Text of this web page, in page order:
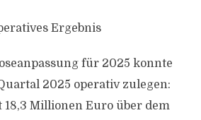
Ergebnis
für 2025 konnte
2025 operativ zulegen:
18,3 Millionen Euro über dem